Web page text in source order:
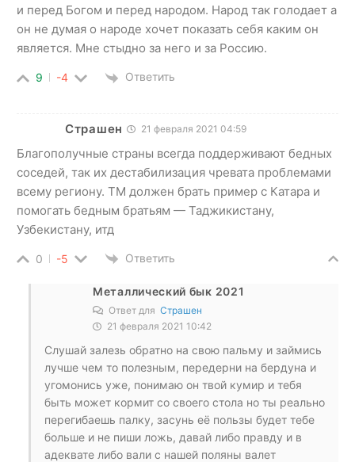
и перед Богом и перед народом. Народ так голодает а
он не думая о народе хочет показать себя каким он
является. Мне стыдно за него и за Россию.
9 -4 Ответить
Страшен 21 февраля 2021 04:59
Благополучные страны всегда поддерживают бедных
соседей, так их дестабилизация чревата проблемами
всему региону. ТМ должен брать пример с Катара и
помогать бедным братьям — Таджикистану,
Узбекистану, итд
0 -5 Ответить
Металлический бык 2021
Ответ для Страшен
21 февраля 2021 10:42
Слушай залезь обратно на свою пальму и займись
лучше чем то полезным, передерни на бердуна и
угомонись уже, понимаю он твой кумир и тебя
быть может кормит со своего стола но ты реально
перегибаешь палку, засунь её пользы будет тебе
больше и не пиши ложь, давай либо правду и в
адеквате либо вали с нашей поляны валет